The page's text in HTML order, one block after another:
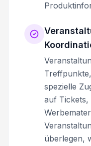
spezielle
auf Tickets,
überlegen,